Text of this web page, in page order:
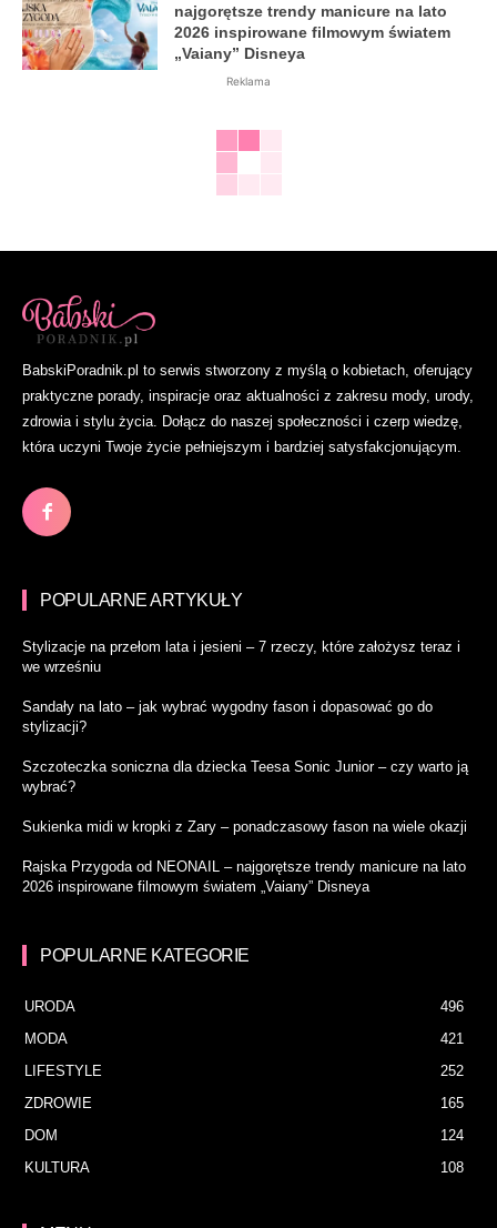
najgorętsze trendy manicure na lato
2026 inspirowane filmowym światem
„Vaiany” Disneya
Reklama
BabskiPoradnik.pl to serwis stworzony z myślą o kobietach, oferujący
praktyczne porady, inspiracje oraz aktualności z zakresu mody, urody,
zdrowia i stylu życia. Dołącz do naszej społeczności i czerp wiedzę,
która uczyni Twoje życie pełniejszym i bardziej satysfakcjonującym.
POPULARNE ARTYKUŁY
Stylizacje na przełom lata i jesieni – 7 rzeczy, które założysz teraz i
we wrześniu
Sandały na lato – jak wybrać wygodny fason i dopasować go do
stylizacji?
Szczoteczka soniczna dla dziecka Teesa Sonic Junior – czy warto ją
wybrać?
Sukienka midi w kropki z Zary – ponadczasowy fason na wiele okazji
Rajska Przygoda od NEONAIL – najgorętsze trendy manicure na lato
2026 inspirowane filmowym światem „Vaiany” Disneya
POPULARNE KATEGORIE
URODA
496
MODA
421
LIFESTYLE
252
ZDROWIE
165
DOM
124
KULTURA
108